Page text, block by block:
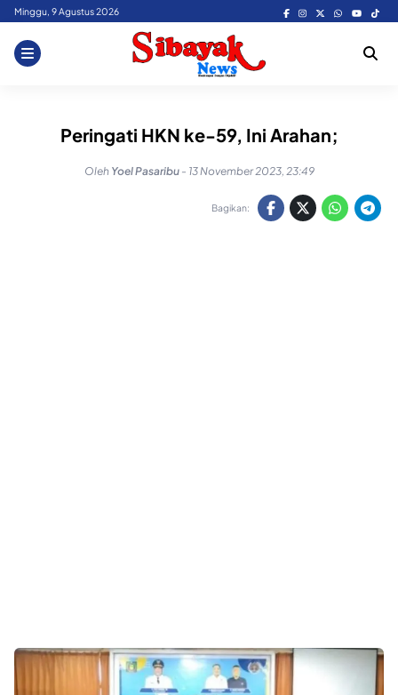
Skip
content
Minggu, 9 Agustus 2026
Peringati HKN ke-59, Ini Arahan;
Oleh Yoel Pasaribu - 13 November 2023, 23:49
Bagikan: